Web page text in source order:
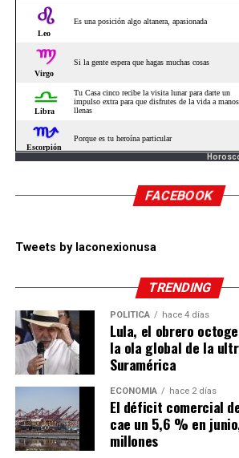
FACEBOOK
Tweets by laconexionusa
TRENDING
POLÍTICA hace 4 días
Lula, el obrero
la ola global de la
Suramérica
ECONOMÍA hace 2 días
El déficit comercial
cae un 5,6 % en
millones